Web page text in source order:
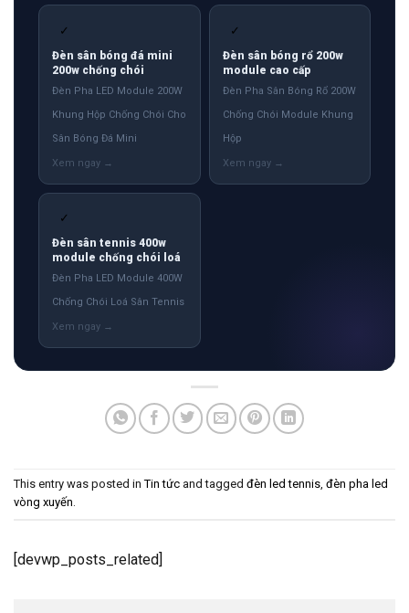
✓
Đèn sân bóng đá mini
200w chống chói
Đèn Pha LED Module 200W
Khung Hộp Chống Chói Cho
Sân Bóng Đá Mini
✓
Đèn sân bóng rổ 200w
module cao cấp
Đèn Pha Sân Bóng Rổ 200W
Chống Chói Module Khung
Hộp
✓
Đèn sân tennis 400w
module chống chói loá
Đèn Pha LED Module 400W
Chống Chói Loá Sân Tennis
This entry was posted inTin tức and tagged đèn led tennis, đèn pha led
vòng xuyến.
[devwp_posts_related]